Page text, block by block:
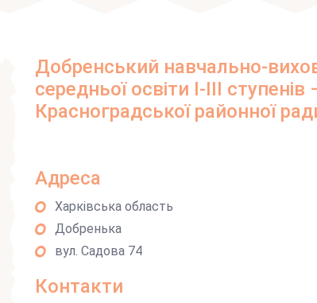
Добренський навчально-
середньої освіти І-ІІІ
Красноградської районної
Адреса
Харківська область
Добренька
вул. Садова 74
Контакти